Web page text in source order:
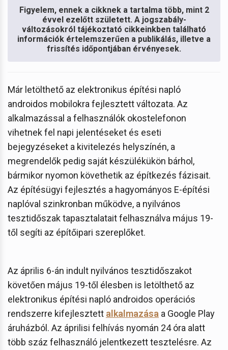
Figyelem, ennek a cikknek a tartalma több, mint 2
évvel ezelőtt született. A jogszabály-
változásokról tájékoztató cikkeinkben található
információk értelemszerűen a publikálás, illetve a
frissítés időpontjában érvényesek.
Már letölthető az elektronikus építési napló
androidos mobilokra fejlesztett változata. Az
alkalmazással a felhasználók okostelefonon
vihetnek fel napi jelentéseket és eseti
bejegyzéseket a kivitelezés helyszínén, a
megrendelők pedig saját készülékükön bárhol,
bármikor nyomon követhetik az építkezés fázisait.
Az építésügyi fejlesztés a hagyományos E-építési
naplóval szinkronban működve, a nyilvános
tesztidőszak tapasztalatait felhasználva május 19-
től segíti az építőipari szereplőket.
Az április 6-án indult nyilvános tesztidőszakot
követően május 19-től élesben is letölthető az
elektronikus építési napló androidos operációs
rendszerre kifejlesztett alkalmazása a Google Play
áruházból. Az áprilisi felhívás nyomán 24 óra alatt
több száz felhasználó jelentkezett tesztelésre. Az